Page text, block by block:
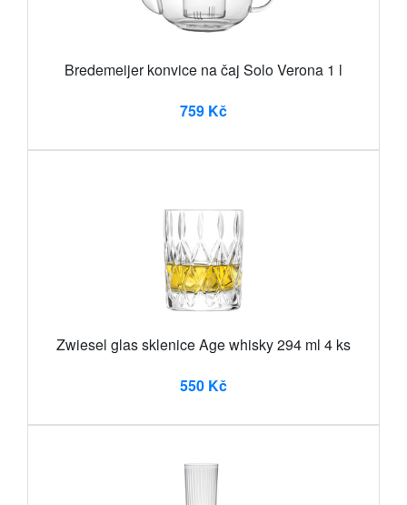
Bredemeijer konvice na čaj Solo Verona 1 l
759 Kč
Zwiesel glas sklenice Age whisky 294 ml 4 ks
550 Kč